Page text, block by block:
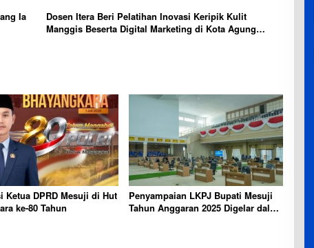
Ia
Dosen Itera Beri Pelatihan Inovasi Keripik Kulit
Manggis Beserta Digital Marketing di Kota Agung
Ketua DPRD Mesuji di Hut
ke-80 Tahun
Penyampaian LKPJ Bupati Mesuji
Tahun Anggaran 2025 Digelar dalam